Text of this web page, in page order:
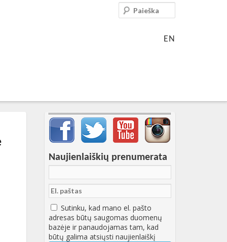
EN
Paieška
Svarbių įrašų meniu
Naujienlaiškių prenumerata
Sutinku, kad mano el. pašto
adresas būtų saugomas duomenų
bazėje ir panaudojamas tam, kad
būtų galima atsiųsti naujienlaiškį